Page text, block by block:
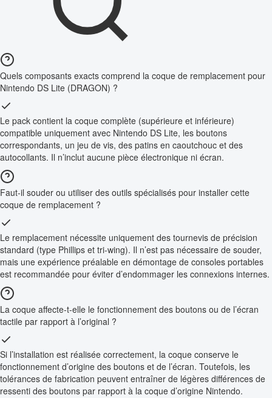
Quels composants exacts comprend la coque de remplacement pour
Nintendo DS Lite (DRAGON) ?
Le pack contient la coque complète (supérieure et inférieure)
compatible uniquement avec Nintendo DS Lite, les boutons
correspondants, un jeu de vis, des patins en caoutchouc et des
autocollants. Il n’inclut aucune pièce électronique ni écran.
Faut-il souder ou utiliser des outils spécialisés pour installer cette
coque de remplacement ?
Le remplacement nécessite uniquement des tournevis de précision
standard (type Phillips et tri-wing). Il n’est pas nécessaire de souder,
mais une expérience préalable en démontage de consoles portables
est recommandée pour éviter d’endommager les connexions internes.
La coque affecte-t-elle le fonctionnement des boutons ou de l’écran
tactile par rapport à l’original ?
Si l’installation est réalisée correctement, la coque conserve le
fonctionnement d’origine des boutons et de l’écran. Toutefois, les
tolérances de fabrication peuvent entraîner de légères différences de
ressenti des boutons par rapport à la coque d’origine Nintendo.